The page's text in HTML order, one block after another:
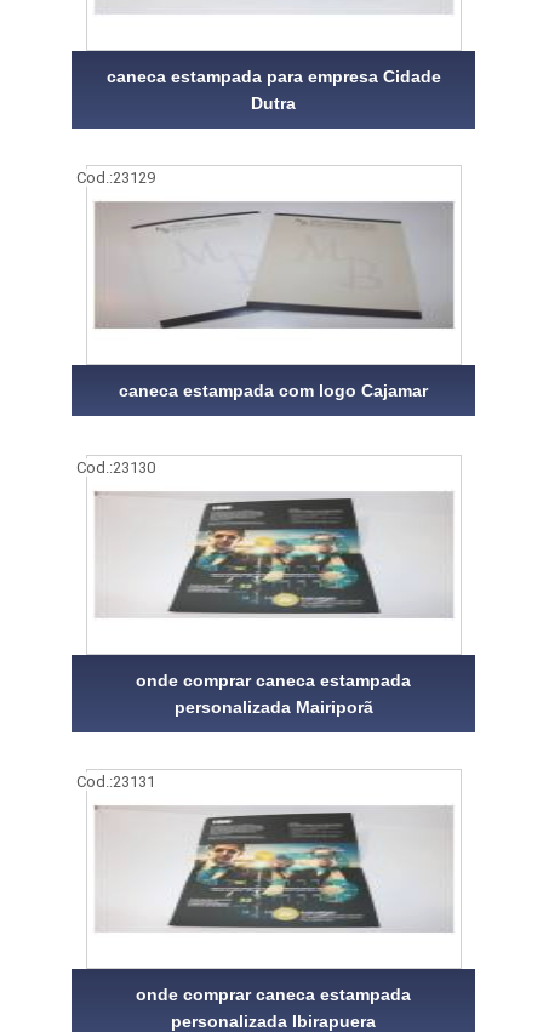
caneca estampada para empresa Cidade
Dutra
Cod.:23129
caneca estampada com logo Cajamar
Cod.:23130
onde comprar caneca estampada
personalizada Mairiporã
Cod.:23131
onde comprar caneca estampada
personalizada Ibirapuera